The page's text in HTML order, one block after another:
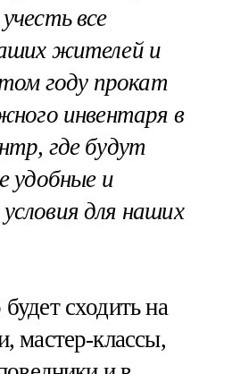
все
жителей и
году прокат
инвентаря в
где будут
удобные и
для наших
сходить на
мастер-классы,